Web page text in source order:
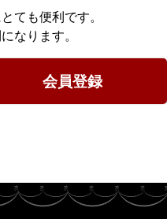
ても便利です。
なります。
会員登録